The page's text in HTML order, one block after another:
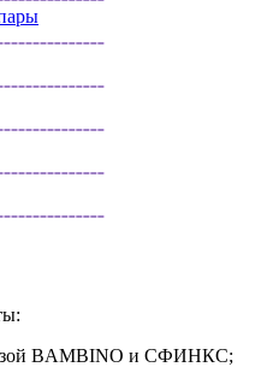
BAMBINO и СФИНКС;